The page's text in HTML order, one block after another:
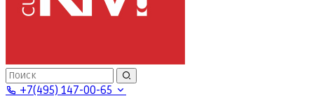
+7(495) 147-00-65